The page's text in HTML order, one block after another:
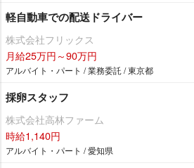
軽自動車での配送ドライバー
株式会社フリックス
月給25万円～90万円
アルバイト・パート / 業務委託 / 東京都
採卵スタッフ
株式会社高林ファーム
時給1,140円
アルバイト・パート / 愛知県